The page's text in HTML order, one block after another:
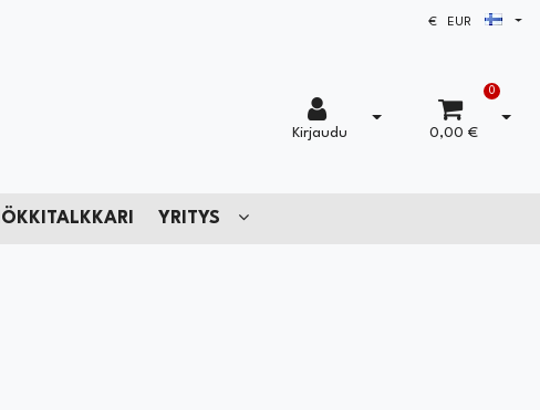
€ EUR
Kirjaudu
Avaa kirjautuminen
0
0,00 €
Avaa
YRITYS